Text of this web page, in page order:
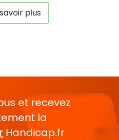
plus
et recevez
la
Handicap.fr